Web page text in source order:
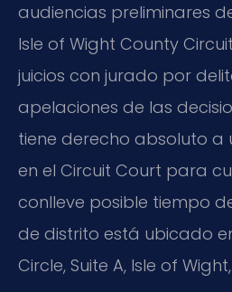
audiencias preliminares
Isle of Wight County
juicios con jurado por
apelaciones de las
tiene derecho absoluto a
en el Circuit Court para
conlleve posible tiempo
de distrito está ubicado
Circle, Suite A, Isle of